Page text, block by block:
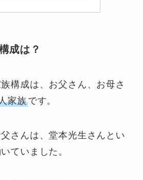
成は？
構成は、お父さん、お母さ
家族です。
さんは、堂本光生さんとい
ていました。